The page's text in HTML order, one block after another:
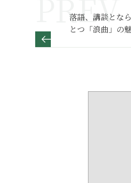
落語、講談とな
とつ「浪曲」の